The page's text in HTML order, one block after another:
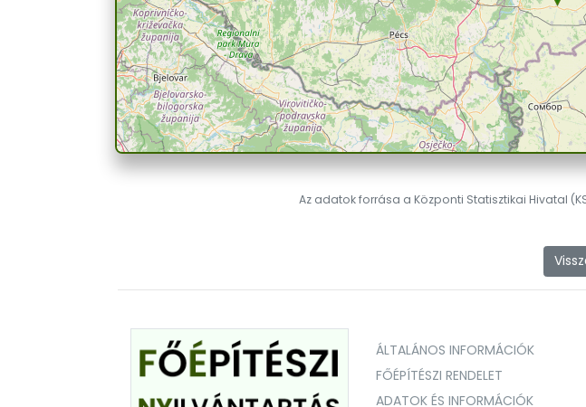
Az adatok forrása a Központi Statisztikai Hivatal
ÁLTALÁNOS INFORMÁCIÓK
FŐÉPÍTÉSZI RENDELET
ADATOK ÉS INFORMÁCIÓK